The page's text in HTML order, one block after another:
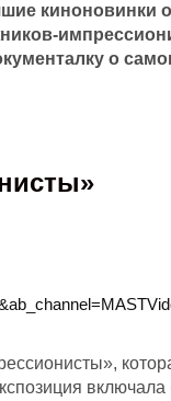
киноновинки
о
»